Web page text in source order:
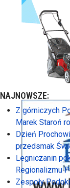
NAJNOWSZE:
Z górniczych
Marek Staroń
Dzień
przedsmak
Legniczanin
Regionalizmu
Zespoły